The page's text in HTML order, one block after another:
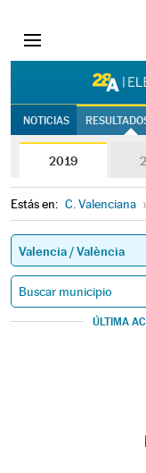
NOTICIAS
2019
Estás en: C. Valenciana
ÚLTIMA